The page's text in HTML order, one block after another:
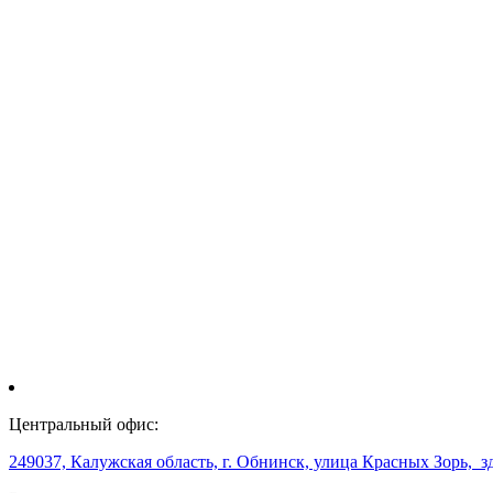
Центральный офис:
249037, Калужская область, г. Обнинск, улица Красных Зорь,